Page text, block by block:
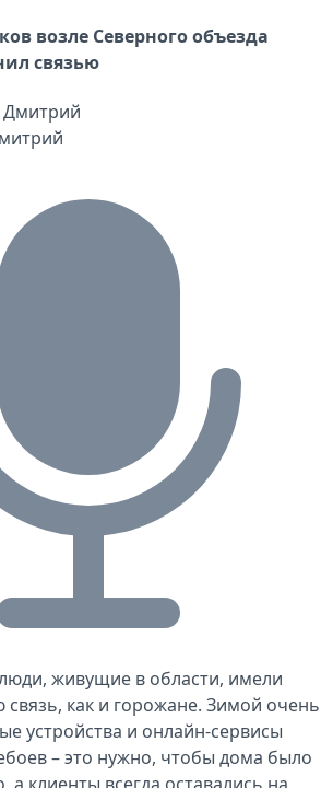
возле Северного объезда
связью
живущие в области, имели
как и горожане. Зимой очень
устройства и онлайн-сервисы
– это нужно, чтобы дома было